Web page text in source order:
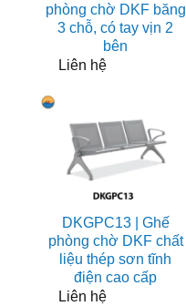
phòng chờ DKF băng
3 chỗ, có tay vịn 2
bên
Liên hệ
DKGPC13 | Ghế
phòng chờ DKF chất
liệu thép sơn tĩnh
điện cao cấp
Liên hệ